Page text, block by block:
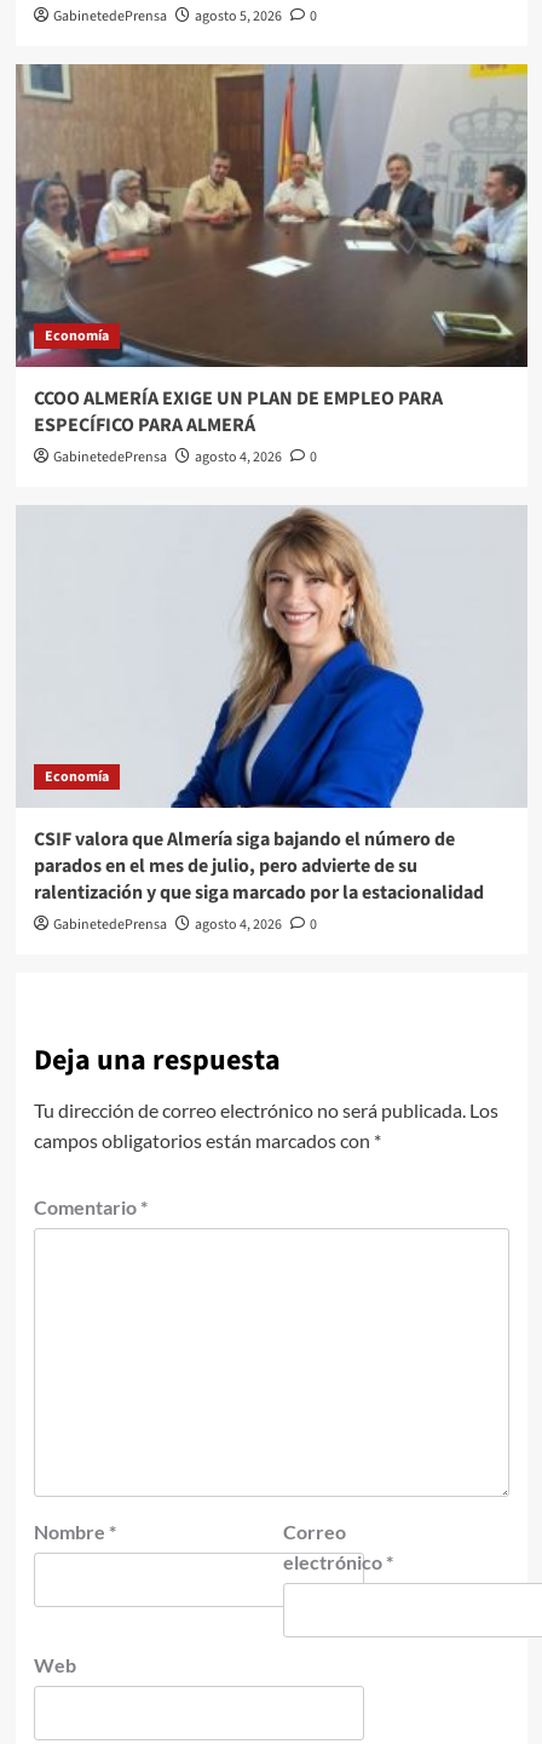
GabinetedePrensa agosto 5, 2026 0
Economía
CCOO ALMERÍA EXIGE UN PLAN DE EMPLEO PARA
ESPECÍFICO PARA ALMERÁ
GabinetedePrensa agosto 4, 2026 0
Economía
CSIF valora que Almería siga bajando el número de
parados en el mes de julio, pero advierte de su
ralentización y que siga marcado por la estacionalidad
GabinetedePrensa agosto 4, 2026 0
Deja una respuesta
Tu dirección de correo electrónico no será publicada. Los
campos obligatorios están marcados con *
Comentario *
Nombre *
Correo
electrónico *
Web